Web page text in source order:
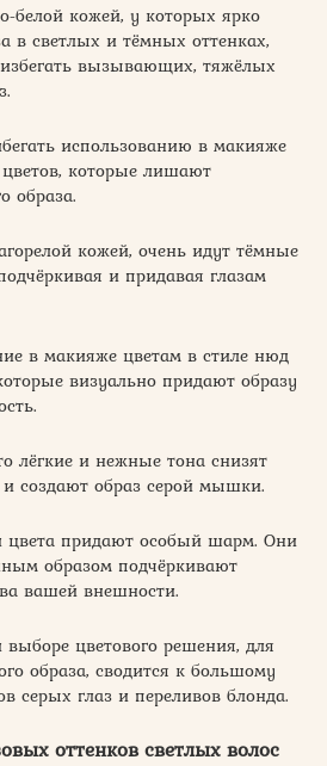
белой кожей, у которых ярко
в светлых и тёмных оттенках,
вызывающих, тяжёлых
использованию в макияже
которые лишают
образа.
кожей, очень идут тёмные
и придавая глазам
в макияже цветам в стиле нюд
визуально придают образу
лёгкие и нежные тона снизят
создают образ серой мышки.
цвета придают особый шарм. Они
образом подчёркивают
вашей внешности.
цветового решения, для
образа, сводится к большому
серых глаз и переливов блонда.
оттенков светлых волос